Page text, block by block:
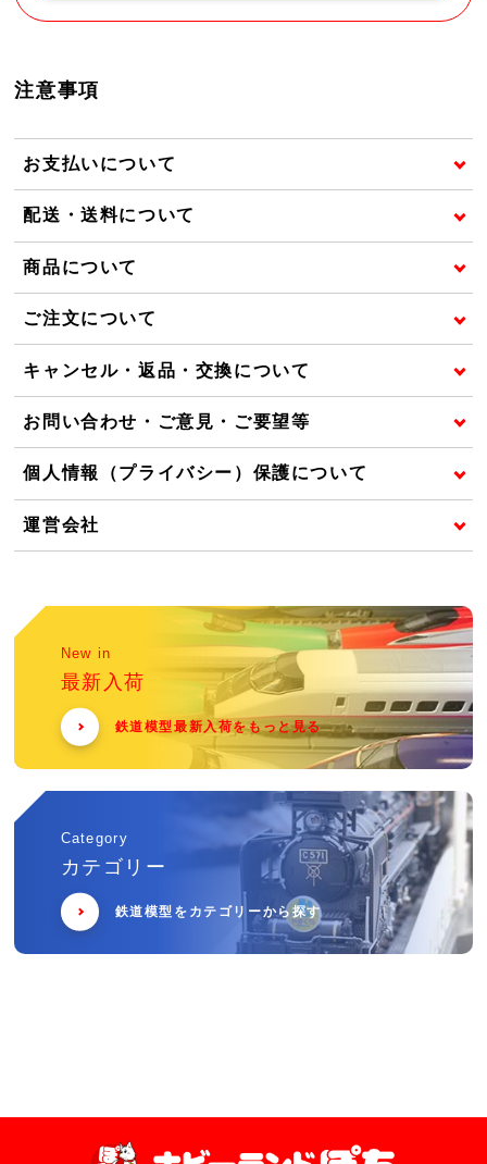
注意事項
お支払いについて
配送・送料について
商品について
ご注文について
キャンセル・返品・交換について
お問い合わせ・ご意見・ご要望等
個人情報（プライバシー）保護について
運営会社
New in
最新入荷
鉄道模型最新入荷をもっと見る
Category
カテゴリー
鉄道模型をカテゴリーから探す